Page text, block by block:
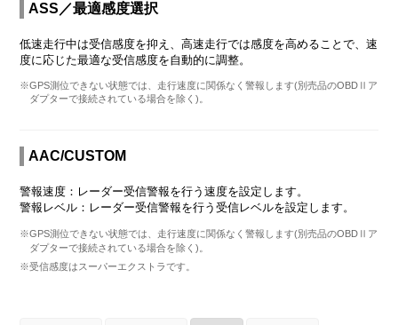
ASS／最適感度選択
低速走行中は受信感度を抑え、高速走行では感度を高めることで、速
度に応じた最適な受信感度を自動的に調整。
※GPS測位できない状態では、走行速度に関係なく警報します(別売品のOBDⅡア
ダプターで接続されている場合を除く)。
AAC/CUSTOM
警報速度：レーダー受信警報を行う速度を設定します。
警報レベル：レーダー受信警報を行う受信レベルを設定します。
※GPS測位できない状態では、走行速度に関係なく警報します(別売品のOBDⅡア
ダプターで接続されている場合を除く)。
※受信感度はスーパーエクストラです。